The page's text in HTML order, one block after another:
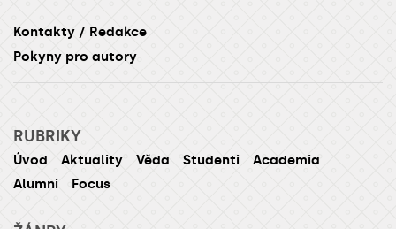
Kontakty / Redakce
Pokyny pro autory
RUBRIKY
Úvod Aktuality Věda Studenti
Academia
Alumni
Focus